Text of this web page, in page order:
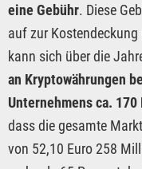
eine Gebühr. Diese
auf zur
kann sich über die
an Kryptowährungen
Unternehmens ca.
dass die gesamte
von 52,10 Euro 258